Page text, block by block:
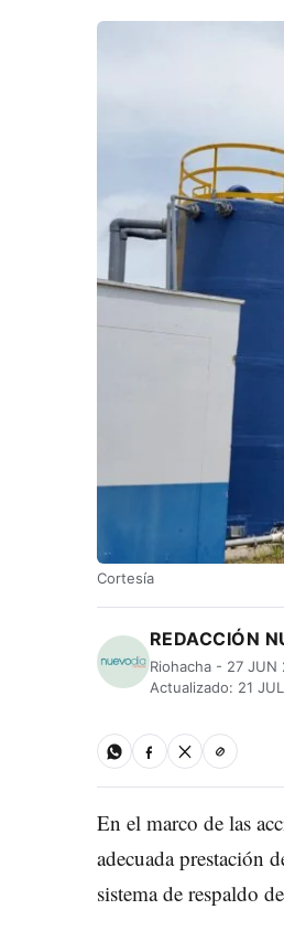
Cortesía
REDACCIÓN
Riohacha - 27
Actualizado: 21
En el marco de las
adecuada prestación
sistema de respaldo